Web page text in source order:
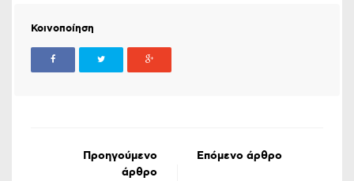
Κοινοποίηση
Προηγούμενο
άρθρο
Επόμενο άρθρο